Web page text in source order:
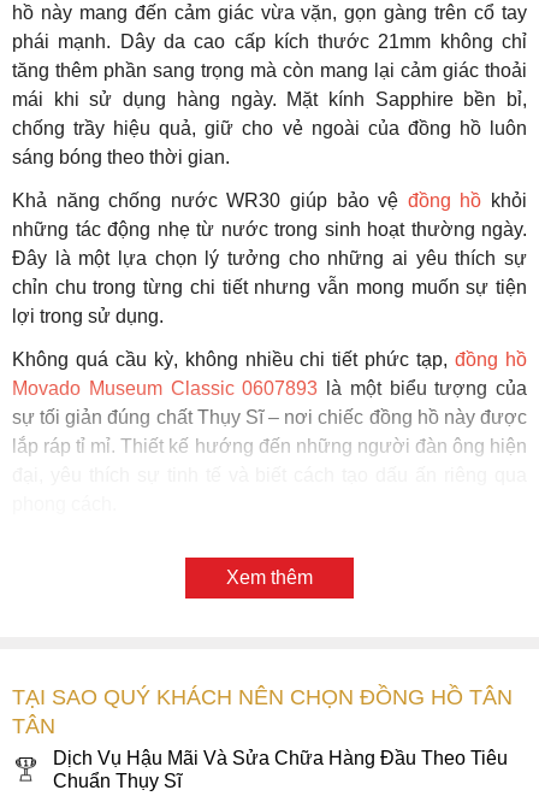
hồ này mang đến cảm giác vừa vặn, gọn gàng trên cổ tay
phái mạnh. Dây da cao cấp kích thước 21mm không chỉ
tăng thêm phần sang trọng mà còn mang lại cảm giác thoải
mái khi sử dụng hàng ngày. Mặt kính Sapphire bền bỉ,
chống trầy hiệu quả, giữ cho vẻ ngoài của đồng hồ luôn
sáng bóng theo thời gian.
Khả năng chống nước WR30 giúp bảo vệ đồng hồ khỏi
những tác động nhẹ từ nước trong sinh hoạt thường ngày.
Đây là một lựa chọn lý tưởng cho những ai yêu thích sự
chỉn chu trong từng chi tiết nhưng vẫn mong muốn sự tiện
lợi trong sử dụng.
Không quá cầu kỳ, không nhiều chi tiết phức tạp,đồng hồ
Movado Museum Classic 0607893 là một biểu tượng của
sự tối giản đúng chất Thụy Sĩ – nơi chiếc đồng hồ này được
lắp ráp tỉ mỉ. Thiết kế hướng đến những người đàn ông hiện
Xem thêm
TẠI SAO QUÝ KHÁCH NÊN CHỌN ĐỒNG HỒ TÂN
TÂN
Dịch Vụ Hậu Mãi Và Sửa Chữa Hàng Đầu Theo Tiêu
Chuẩn Thụy Sĩ